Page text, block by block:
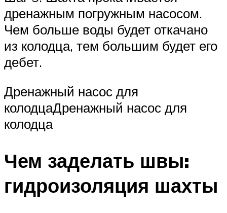
дренажным погружным насосом.
Чем больше воды будет откачано
из колодца, тем большим будет его
дебет.
Дренажный насос для
колодцаДренажный насос для
колодца
Чем заделать швы:
гидроизоляция шахты